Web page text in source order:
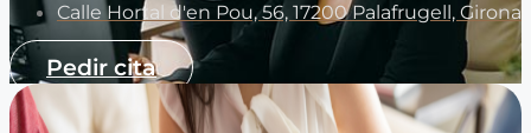
Calle Hortal d'en Pou, 56, 17200 Palafrugell, Girona
Pedir cita